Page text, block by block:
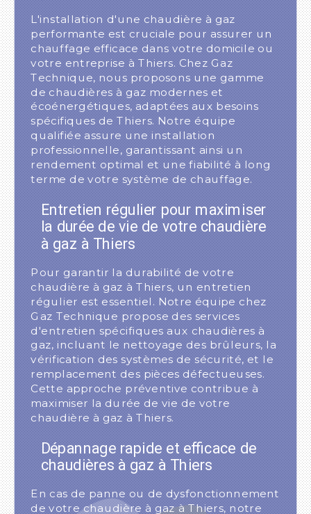
L'installation d'une chaudière à gaz
performante est cruciale pour assurer un
chauffage efficace dans votre domicile ou
votre entreprise à Thiers. Chez Gaz
Technique, nous proposons une gamme
de chaudières à gaz modernes et
écoénergétiques, adaptées aux besoins
spécifiques de Thiers. Notre équipe
qualifiée assure une installation
professionnelle, garantissant ainsi un
rendement optimal et une fiabilité à long
terme de votre système de chauffage.
Entretien régulier pour maximiser
la durée de vie de votre chaudière
à gaz à Thiers
Pour garantir la durabilité de votre
chaudière à gaz à Thiers, un entretien
régulier est essentiel. Notre équipe chez
Gaz Technique propose des services
d'entretien spécifiques aux chaudières à
gaz, incluant le nettoyage des brûleurs, la
vérification des systèmes de sécurité, et le
remplacement des pièces défectueuses.
Cette approche préventive contribue à
maximiser la durée de vie de votre
chaudière à gaz à Thiers.
Dépannage rapide et efficace de
chaudières à gaz à Thiers
En cas de panne ou de dysfonctionnement
de votre chaudière à gaz à Thiers, notre